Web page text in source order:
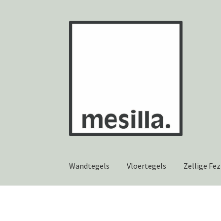
Ga
Ga
Wandtegels Vloertegels Zellige Fez